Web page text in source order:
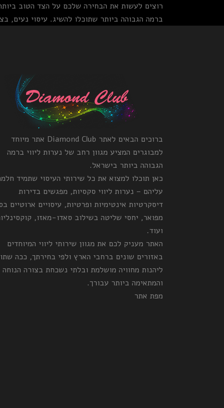
רוצים לעשות את הבחירה שלכם על הצד הטוב
ברמה הגבוהה ביותר שתוכלו להשיג. עיסוי נעים,
ברוכים הבאים לאתר Diamond Club אתר מיוחד
למבוגרים המציע מגוון רחב של נערות ליווי ברמה
הגבוהה ביותר בישראל.
כאן תוכלו למצוא את כל שירותי העיסוי שתמיד
עליהם – נערות ליווי סקסיות, מפגשים בדירות
דיסקרטיות אינטימיות ופרטיות, עיסויים ארוטיים
מפואר, יחסי שליטה בשילוב סאדו-מאזו,
ועוד.
האתר מעניק לכם את מגוון שירותי ליווי המיוחדים
באזורים שונים ברחבי הארץ ולפי בחירתך, ככה
ליהנות מחוויה מושלמת ובלתי נשכחת בצורה הנוחה
והמתאימה ביותר עבורך.
מפת אתר